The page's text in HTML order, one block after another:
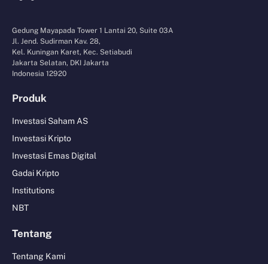
Gedung Mayapada Tower 1 Lantai 20, Suite 03A
Jl. Jend. Sudirman Kav. 28,
Kel. Kuningan Karet, Kec. Setiabudi
Jakarta Selatan, DKI Jakarta
Indonesia 12920
Produk
Investasi Saham AS
Investasi Kripto
Investasi Emas Digital
Gadai Kripto
Institutions
NBT
Tentang
Tentang Kami